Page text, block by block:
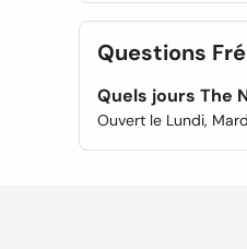
Questions
Quels jours The
Ouvert le Lundi,